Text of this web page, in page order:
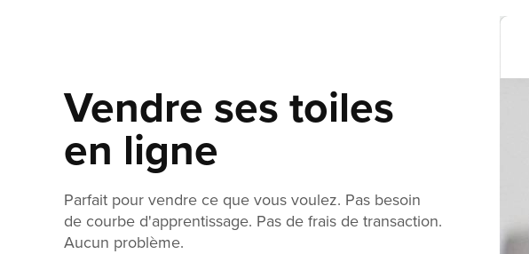
Vendre ses toiles
en ligne
Parfait pour vendre ce que vous voulez. Pas besoin
de courbe d'apprentissage. Pas de frais de transaction.
Aucun problème.